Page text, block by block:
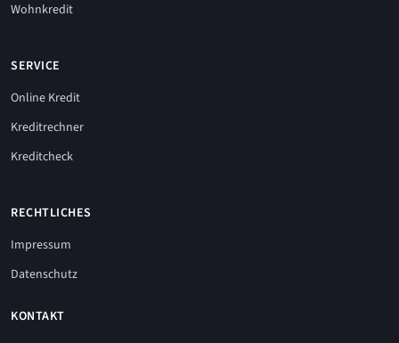
Wohnkredit
SERVICE
Online Kredit
Kreditrechner
Kreditcheck
RECHTLICHES
Impressum
Datenschutz
KONTAKT